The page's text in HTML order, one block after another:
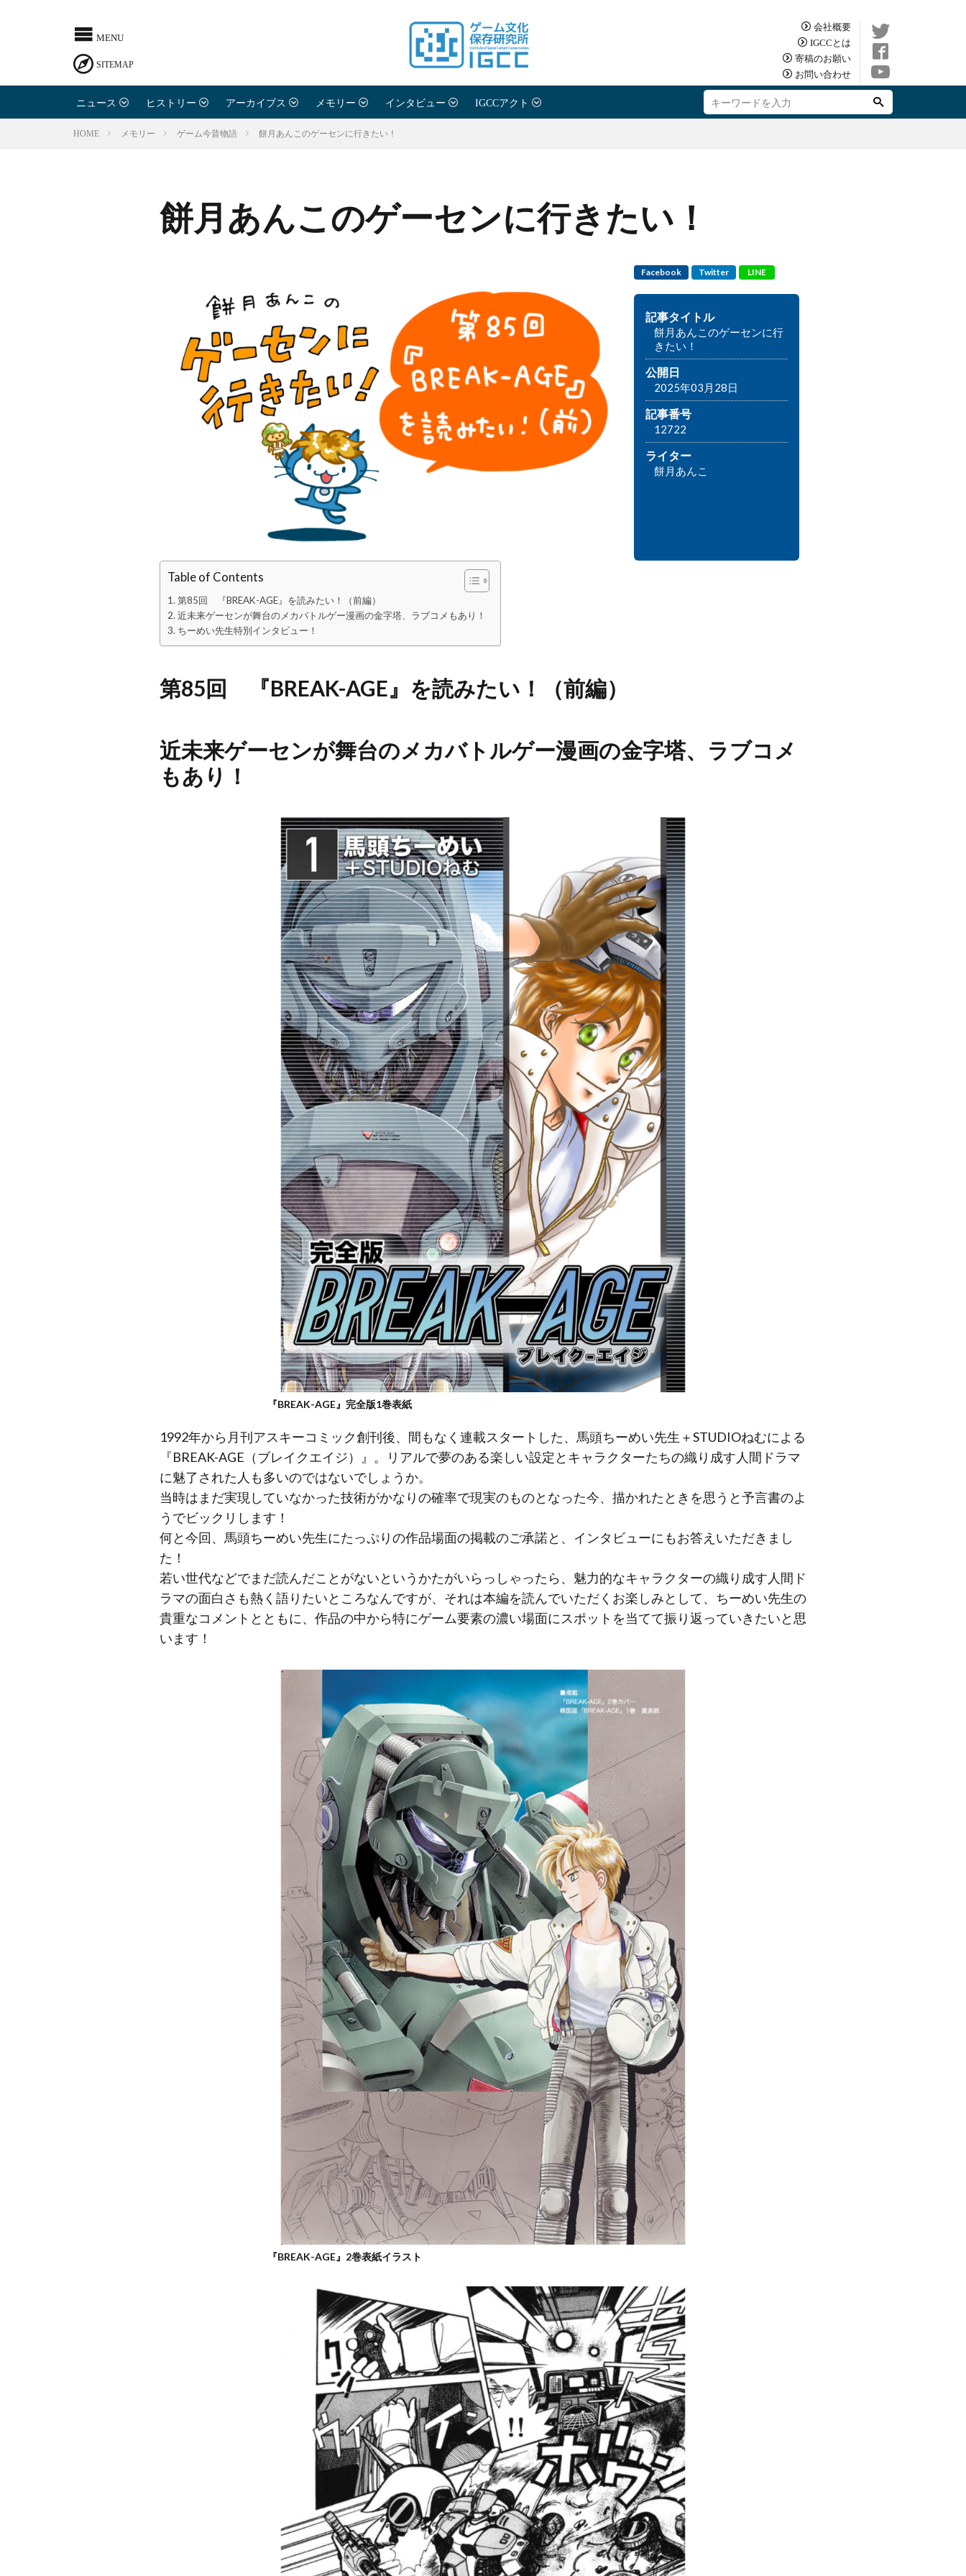
会社概要
IGCCとは
寄稿のお願い
お問い合わせ
ニュース ヒストリー アーカイブス メモリー インタビュー IGCCアクト
HOME メモリー ゲーム今昔物語 餅月あんこのゲーセンに行きたい！
餅月あんこのゲーセンに行きたい！
Facebook Twitter LINE
記事タイトル
餅月あんこのゲーセンに行
きたい！
公開日
2025年03月28日
記事番号
12722
ライター
餅月あんこ
Table of Contents
第85回 『BREAK-AGE』を読みたい！（前編）
近未来ゲーセンが舞台のメカバトルゲー漫画の金字塔、ラブコメもあり！
ちーめい先生特別インタビュー！
第85回 『BREAK-AGE』を読みたい！（前編）
近未来ゲーセンが舞台のメカバトルゲー漫画の金字塔、ラブコメ
もあり！
『BREAK-AGE』完全版1巻表紙
1992年から月刊アスキーコミック創刊後、間もなく連載スタートした、馬頭ちーめい先生＋STUDIOねむによる
『BREAK-AGE（ブレイクエイジ）』。リアルで夢のある楽しい設定とキャラクターたちの織り成す人間ドラマ
に魅了された人も多いのではないでしょうか。
当時はまだ実現していなかった技術がかなりの確率で現実のものとなった今、描かれたときを思うと予言書のよ
うでビックリします！
何と今回、馬頭ちーめい先生にたっぷりの作品場面の掲載のご承諾と、インタビューにもお答えいただきまし
た！
若い世代などでまだ読んだことがないというかたがいらっしゃったら、魅力的なキャラクターの織り成す人間ド
ラマの面白さも熱く語りたいところなんですが、それは本編を読んでいただくお楽しみとして、ちーめい先生の
貴重なコメントとともに、作品の中から特にゲーム要素の濃い場面にスポットを当てて振り返っていきたいと思
います！
『BREAK-AGE』2巻表紙イラスト